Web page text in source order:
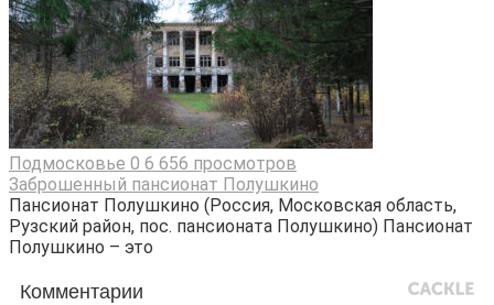
Подмосковье 0 6 656 просмотров
Заброшенный пансионат Полушкино
Пансионат Полушкино (Россия, Московская область,
Рузский район, пос. пансионата Полушкино) Пансионат
Полушкино – это
Комментарии